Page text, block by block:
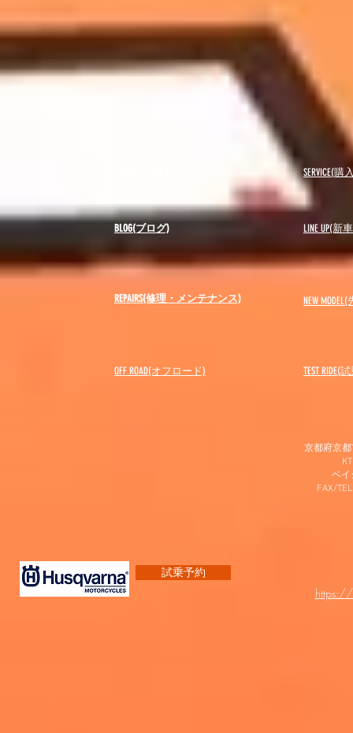
BLOG(ブログ)
SERVICE(
LINE UP(新
REPAIRS(修理・メンテナンス) NEW MODEL(
OFF ROAD(オフロード) ​TEST RIDE(
京都府京
ベイ
FAX/
試乗予約
https://